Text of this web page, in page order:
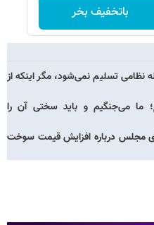
باتخفیف بخر
تسلیم نمی‌شود، مگر اینکه از
ما می‌جنگیم و باید سختی آن را
مجلس درباره افزایش قیمت سوخت